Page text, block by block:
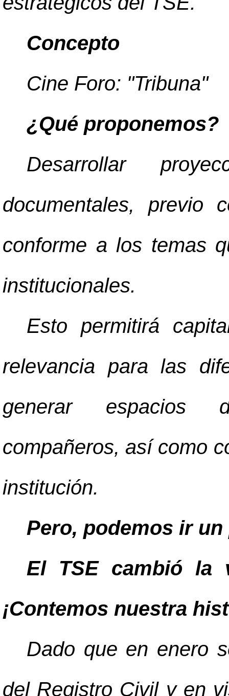
Concepto
Cine Foro: "Tribuna"
¿Qué proponemos?
Desarrollar
documentales, previo
conforme a los temas
institucionales.
Esto permitirá
relevancia para las
generar espacios
compañeros, así como
institución.
Pero, podemos ir
El TSE cambió la
¡Contemos nuestra
Dado que en enero
del Registro Civil y en